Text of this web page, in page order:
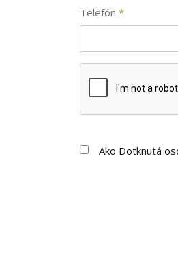
Telefón *
Ako Dotknutá